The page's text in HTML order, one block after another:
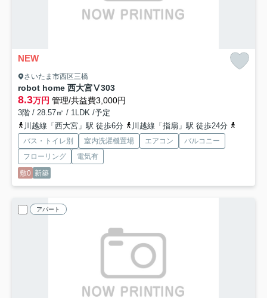
NEW
さいたま市西区三橋
robot home 西大宮Ⅴ303
8.3万円 管理/共益費3,000円
3階 / 28.57㎡ / 1LDK /予定
川越線「西大宮」駅 徒歩6分
川越線「指扇」駅 徒歩24分
バス・トイレ別 室内洗濯機置場 エアコン
バルコニー
フローリング
電気有
敷0 新築
アパート